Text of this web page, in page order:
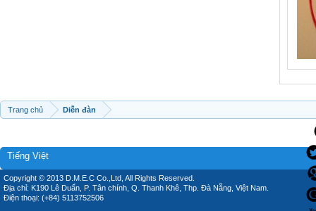
Trang chủ Diễn đàn
Tiếng Việt
Copyright © 2013 D.M.E.C Co.,Ltd, All Rights Reserved.
Địa chỉ: K190 Lê Duẩn, P. Tân chính, Q. Thanh Khê, Thp. Đà Nẵng, Việt Nam.
Điện thoại: (+84) 5113752506